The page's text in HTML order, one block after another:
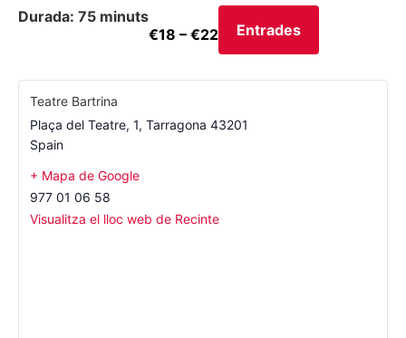
Durada: 75 minuts
€18 – €22
Entrades
Teatre Bartrina
Plaça del Teatre, 1, Tarragona 43201
Spain
+ Mapa de Google
977 01 06 58
Visualitza el lloc web de Recinte